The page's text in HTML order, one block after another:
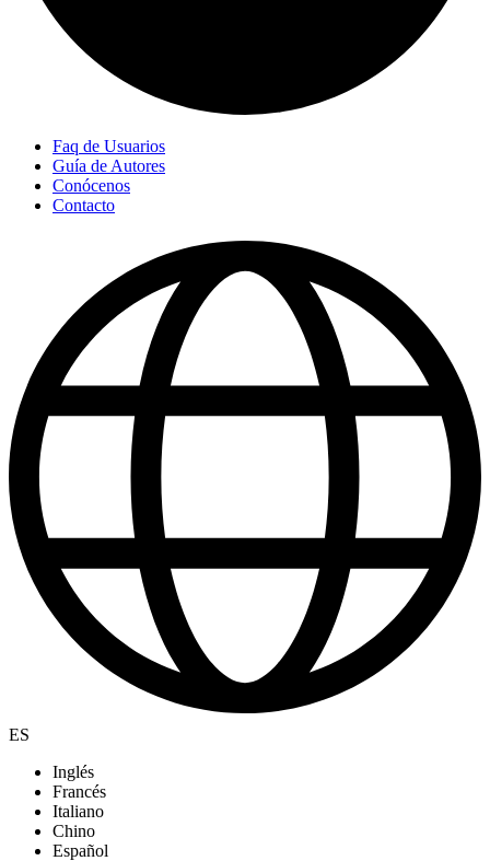
Faq de Usuarios
Guía de Autores
Conócenos
Contacto
ES
Inglés
Francés
Italiano
Chino
Español